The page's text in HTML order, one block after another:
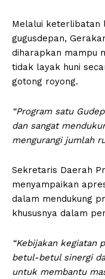
Melalui keterlibatan
gugusdepan,
diharapkan mampu
tidak layak huni
gotong royong.
“Program satu
dan sangat
mengurangi jumlah
Sekretaris Daerah
menyampaikan
dalam mendukung
khususnya dalam
“Kebijakan kegiatan
betul-betul sinergi
untuk membantu